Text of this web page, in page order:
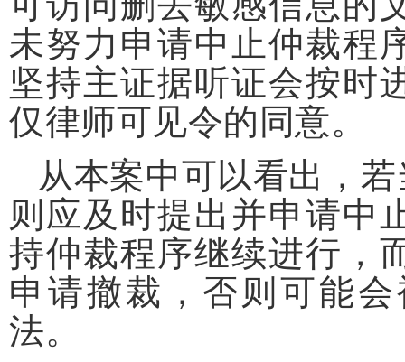
未努力申请中止仲裁程
坚持主证据听证会按时
仅律师可见令的同意。
从本案中可以看出，
则应及时提出并申请中
持仲裁程序继续进行，
申请撤裁，否则可能
法。